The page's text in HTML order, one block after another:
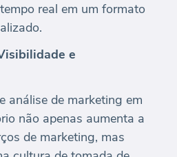
real em um formato
e
análise de marketing em
não apenas aumenta a
de marketing, mas